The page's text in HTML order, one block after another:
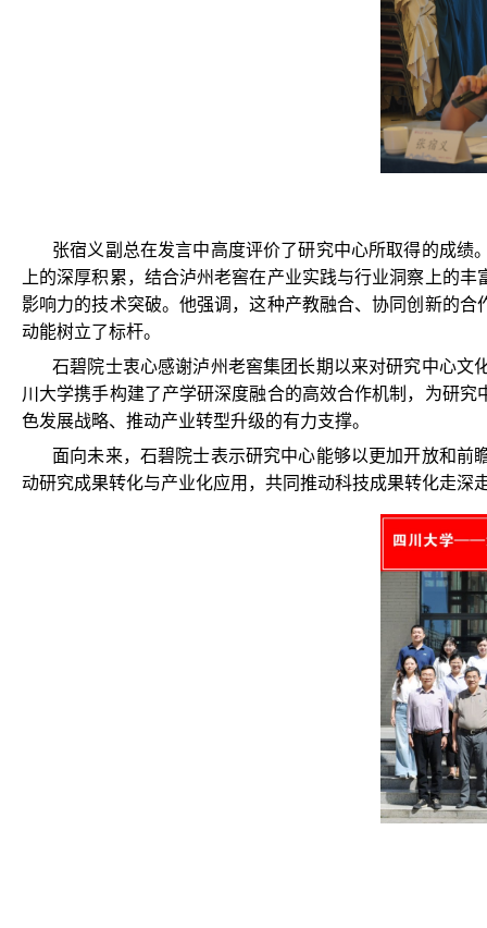
张宿义副总在发言中高度评价了研究中心所取得的成
上的深厚积累，结合泸州老窖在产业实践与行业洞察上的
影响力的技术突破。他强调，这种产教融合、协同创新的
动能树立了标杆。
石碧院士衷心感谢泸州老窖集团长期以来对研究中心
川大学携手构建了产学研深度融合的高效合作机制，为研
色发展战略、推动产业转型升级的有力支撑。
面向未来，石碧院士表示研究中心能够以更加开放和
动研究成果转化与产业化应用，共同推动科技成果转化走深